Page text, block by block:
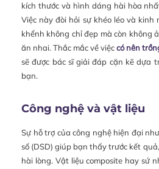
kích thước và hình dáng hài hòa
Việc này đòi hỏi sự khéo léo và kinh
khểnh không chỉ đẹp mà còn không
ăn nhai. Thắc mắc về việccó nên
sẽ được bác sĩ giải đáp cặn kẽ dựa
bạn.
Công nghệ và vật liệu
Sự hỗ trợ của công nghệ hiện đại
số (DSD) giúp bạn thấy trước kết
hài lòng. Vật liệu composite hay sứ